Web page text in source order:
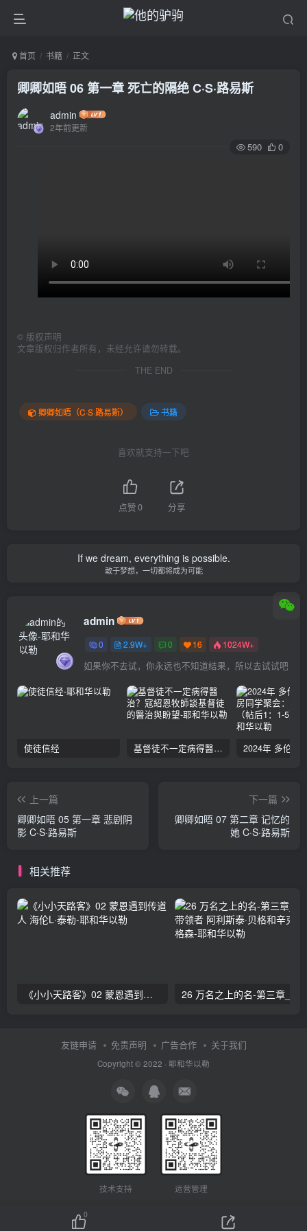
首页 书籍 正文
卿卿如晤 06 第一章 死亡的隔绝 C·S·路易斯
admin
2年前更新
590 0
© 版权声明
文章版权归作者所有，未经允许请勿转载。
THE END
卿卿如晤（C·S·路易斯） 书籍
喜欢就支持一下吧
点赞0 分享
If we dream, everything is possible.
敢于梦想，一切都将成为可能
admin
0 2.9W+ 0 16 1024W+
如果你不去试，你永远也不知道结果，所以去试试吧
使徒信经 基督徒不一定病得醫治？寇紹恩牧師談基督徒的醫治與盼望
上一篇
卿卿如晤 05 第一章 悲剧阴
影 C·S·路易斯
下一篇
卿卿如晤 07 第二章 记忆的
她 C·S·路易斯
相关推荐
《小小天路客》02 蒙恩遇到传道人 海伦L·泰勒
友链申请 免责声明 广告合作 关于我们
Copyright © 2022 · 耶和华以勒
技术支持 运营管理
0